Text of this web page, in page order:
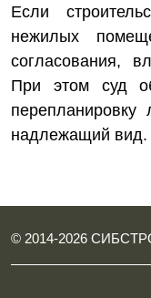
Если
нежилых
согласования,
При этом суд
надлежащий вид.
© 2014-2026